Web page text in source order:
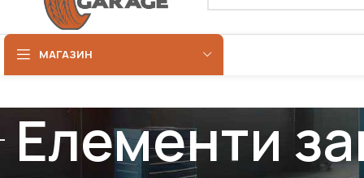
МАГАЗИН
Елементи